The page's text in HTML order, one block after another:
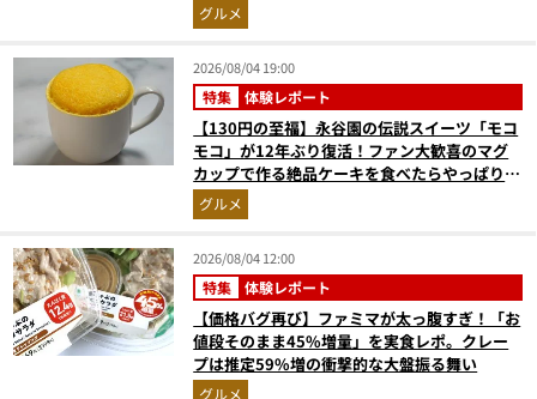
グルメ
2026/08/04 19:00
特集 体験レポート
【130円の至福】永谷園の伝説スイーツ「モコ
モコ」が12年ぶり復活！ファン大歓喜のマグ
カップで作る絶品ケーキを食べたらやっぱり最
高にウマかった
グルメ
2026/08/04 12:00
特集 体験レポート
【価格バグ再び】ファミマが太っ腹すぎ！「お
値段そのまま45%増量」を実食レポ。クレー
プは推定59%増の衝撃的な大盤振る舞い
グルメ